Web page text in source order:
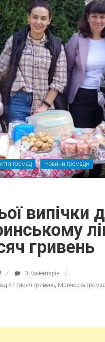
громад Новини громади
випічки
гривень
0 Коментарів
57 тисяч гривень Мринська